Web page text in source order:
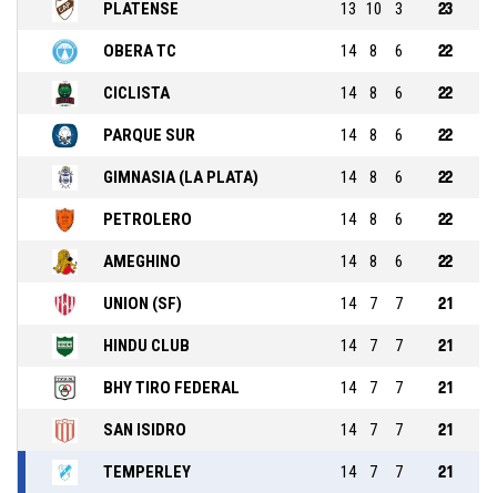
PLATENSE 13 10 3 23
OBERA TC 14 8 6 22
CICLISTA 14 8 6 22
PARQUE SUR 14 8 6 22
GIMNASIA (LA PLATA) 14 8 6 22
PETROLERO 14 8 6 22
AMEGHINO 14 8 6 22
UNION (SF) 14 7 7 21
HINDU CLUB 14 7 7 21
BHY TIRO FEDERAL 14 7 7 21
SAN ISIDRO 14 7 7 21
TEMPERLEY 14 7 7 21